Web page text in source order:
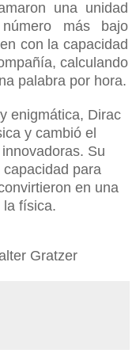
una unidad
más bajo
con la capacidad
calculando
palabra por hora.
enigmática, Dirac
y cambió el
Su
para
en una
la física.
Gratzer